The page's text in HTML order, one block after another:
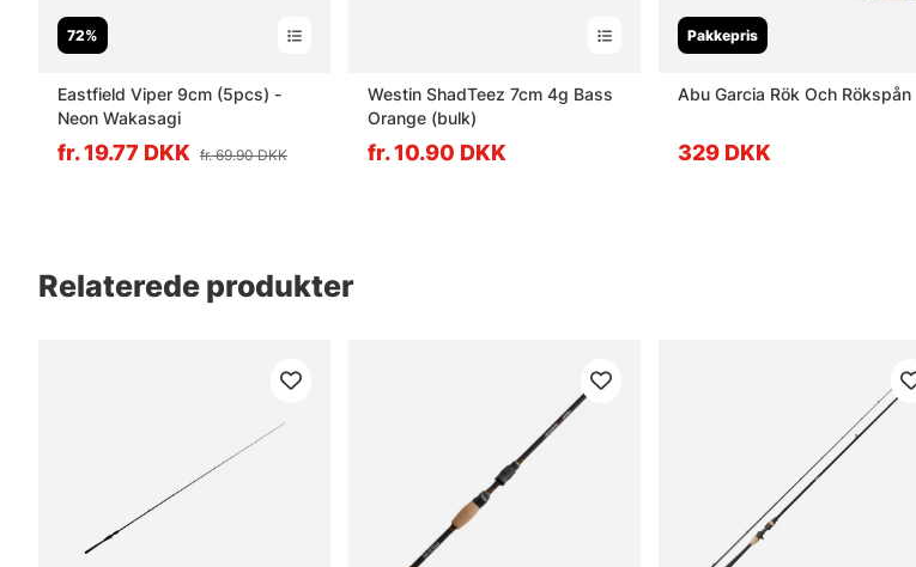
72%
Eastfield Viper 9cm (5pcs) -
Neon Wakasagi
fr. 19.77 DKK fr. 69.90 DKK
Westin ShadTeez 7cm 4g Bass
Orange (bulk)
fr. 10.90 DKK
Pakkepris
Abu Garcia Rök Och Rökspån
329 DKK
Relaterede produkter